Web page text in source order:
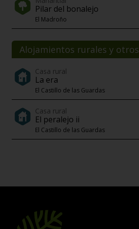
Pilar del bonalejo
El Madroño
Alojamientos rurales y otros
Casa rural
La era
El Castillo de las Guardas
Casa rural
El peralejo ii
El Castillo de las Guardas